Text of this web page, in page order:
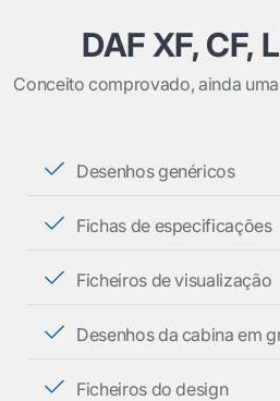
DAF XF, CF,
Conceito comprovado, ainda
Desenhos genéricos
Fichas de especificações
Ficheiros de visualização
Desenhos da cabina em
Ficheiros do design